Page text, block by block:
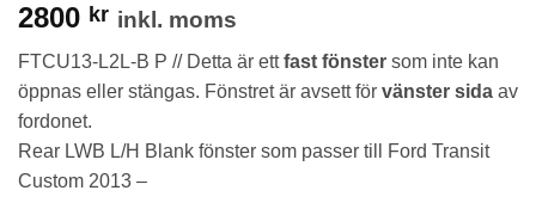
2800 kr inkl. moms
FTCU13-L2L-B P // Detta är ettfast fönster som inte kan
öppnas eller stängas. Fönstret är avsett för vänster sida av
fordonet.
Rear LWB L/H Blank fönster som passer till Ford Transit
Custom 2013 –